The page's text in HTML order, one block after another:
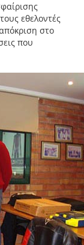
εθελοντές
στο
που